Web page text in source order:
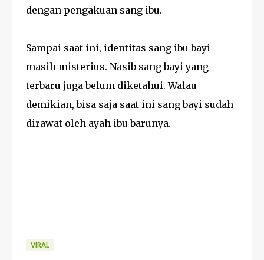
dengan pengakuan sang ibu.
Sampai saat ini, identitas sang ibu bayi
masih misterius. Nasib sang bayi yang
terbaru juga belum diketahui. Walau
demikian, bisa saja saat ini sang bayi sudah
dirawat oleh ayah ibu barunya.
VIRAL